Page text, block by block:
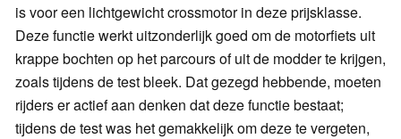
is voor een lichtgewicht crossmotor in deze prijsklasse.
Deze functie werkt uitzonderlijk goed om de motorfiets uit
krappe bochten op het parcours of uit de modder te krijgen,
zoals tijdens de test bleek. Dat gezegd hebbende, moeten
rijders er actief aan denken dat deze functie bestaat;
tijdens de test was het gemakkelijk om deze te vergeten,